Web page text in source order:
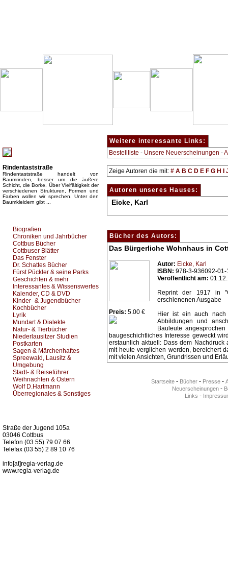
Rindentaststraße
Rindentaststraße handelt von
Baumrinden, besser um die äußere
Schicht, die Borke. Über Vielfältigkeit der
verschiedenen Strukturen, Formen und
Farben wollen wir sprechen. Unter den
Baumkleidern gibt ...
Biografien
Chroniken und Jahrbücher
Cottbus Bücher
Cottbuser Blätter
Das Fenster
Dr. Schattes Bücher
Fürst Pückler & seine Parks
Geschichten & mehr
Interessantes & Wissenswertes
Kalender, CD & DVD
Kinder- & Jugendbücher
Kochbücher
Lyrik
Mundart & Dialekte
Natur- & Tierbücher
Niederlausitzer Studien
Postkarten
Sagen & Märchenhaftes
Spreewald, Lausitz &
Umgebung
Stadt- & Reiseführer
Weihnachten & Ostern
Wolf D.Hartmann
Überregionales & Sonstiges
Straße der Jugend 105a
03046 Cottbus
Telefon (03 55) 79 07 66
Telefax (03 55) 2 89 10 76
info[at]regia-verlag.de
www.regia-verlag.de
Weitere interessante Links:
Bestellliste - Unsere Neuerscheinungen -
Zeige Autoren die mit: # A B C D E F G H
Autoren unseres Hauses:
Eicke, Karl
Bücher des Autors:
Das Bürgerliche Wohnhaus in
Preis: 5.00 €
Autor: Eicke, Karl
ISBN: 978-3-936092-01-
Veröffentlicht am:
Reprint der 1917 in
erschienenen Ausgabe
Hier ist ein auch nach
Abbildungen und
Bauleute
baugeschichtliches Interesse geweckt
erstaunlich aktuell: Dass dem
mit heute verglichen werden, bereichert
mit vielen Ansichten, Grundrissen und
Startseite - Bücher - Presse -
Neuerscheinungen-
Links -